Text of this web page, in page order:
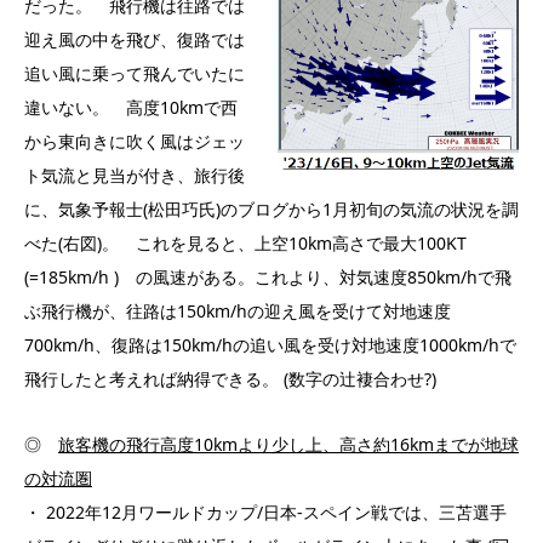
だった。 飛行機は往路では
迎え風の中を飛び、復路では
追い風に乗って飛んでいたに
違いない。 高度10kmで西
から東向きに吹く風はジェッ
ト気流と見当が付き、旅行後
に、気象予報士(松田巧氏)のブログから1月初旬の気流の状況を調
べた(右図)。 これを見ると、上空10km高さで最大100KT
(=185km/h ) の風速がある。これより、対気速度850km/hで飛
ぶ飛行機が、往路は150km/hの迎え風を受けて対地速度
700km/h、復路は150km/hの追い風を受け対地速度1000km/hで
飛行したと考えれば納得できる。 (数字の辻褄合わせ?)
◎ 旅客機の飛行高度10kmより少し上、高さ約16km までが地球
の対流圏
・ 2022年12月ワールドカップ/日本-スペイン戦では、三苫選手